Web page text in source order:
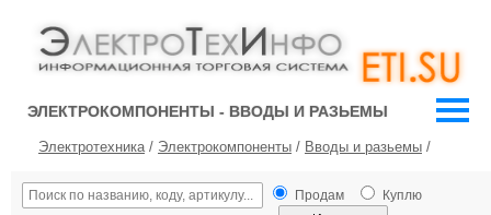
ЭЛЕКТРОКОМПОНЕНТЫ - ВВОДЫ И РАЗЬЕМЫ
Электротехника/ Электрокомпоненты / Вводы и разьемы /
Продам Куплю